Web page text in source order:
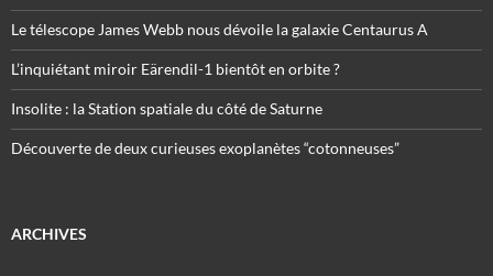
Le télescope James Webb nous dévoile la galaxie Centaurus A
L’inquiétant miroir Eärendil-1 bientôt en orbite ?
Insolite : la Station spatiale du côté de Saturne
Découverte de deux curieuses exoplanètes “cotonneuses”
ARCHIVES